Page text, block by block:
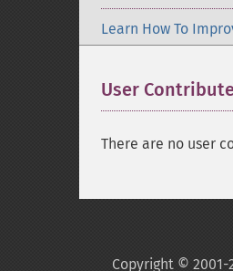
Learn How To
User
There are no user
Copyright © 2001-